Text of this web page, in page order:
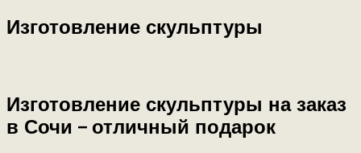
Изготовление скульптуры
Изготовление скульптуры на заказ
в Сочи – отличный подарок